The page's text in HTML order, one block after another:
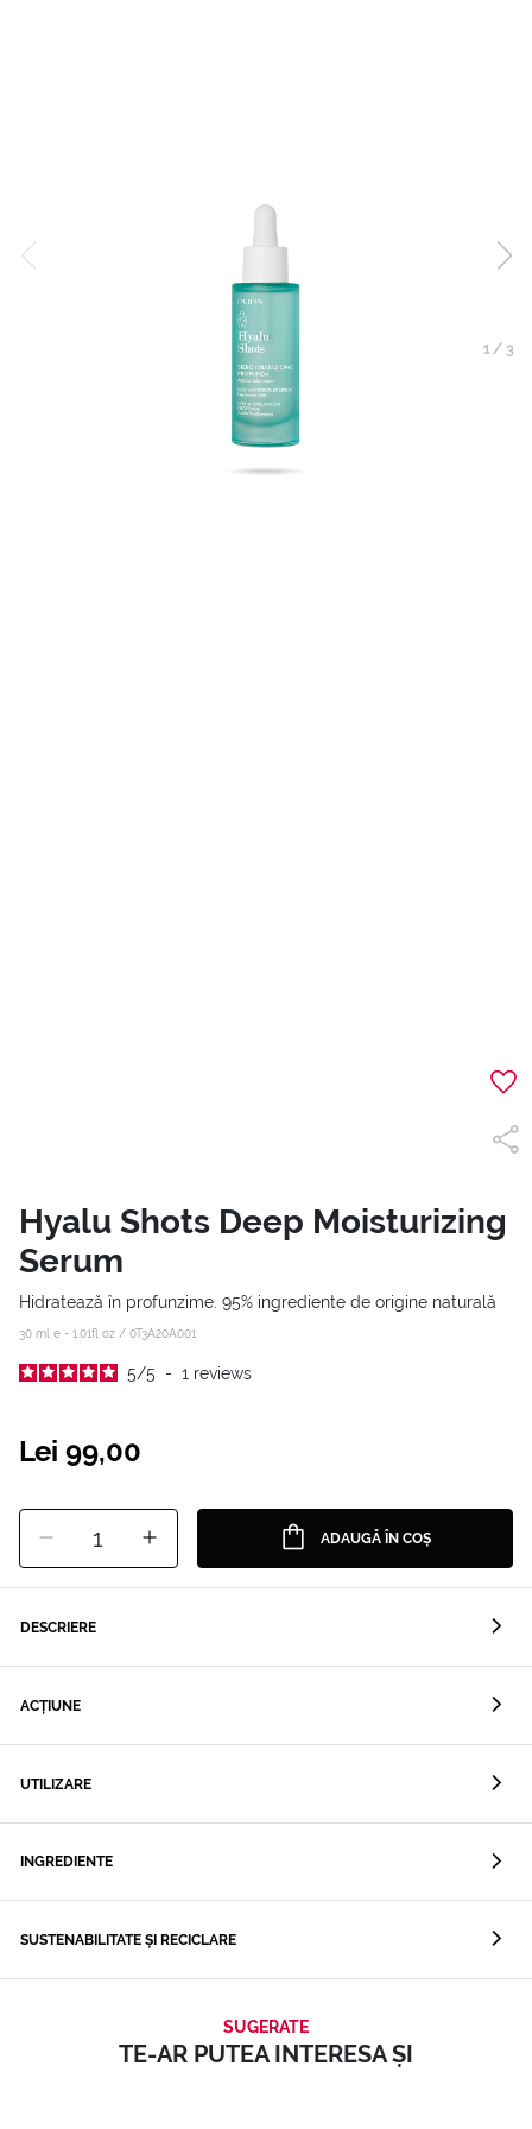
1/ 3
Hyalu Shots Deep Moisturizing
Serum
Hidratează în profunzime. 95% ingrediente de origine naturală
30 ml e - 1.01fl oz / 0T3A20A001
5/5 - 1 reviews
Lei 99,00
1 ADAUGĂ ÎN COȘ
DESCRIERE
ACȚIUNE
UTILIZARE
INGREDIENTE
SUSTENABILITATE ȘI RECICLARE
SUGERATE
TE-AR PUTEA INTERESA ȘI